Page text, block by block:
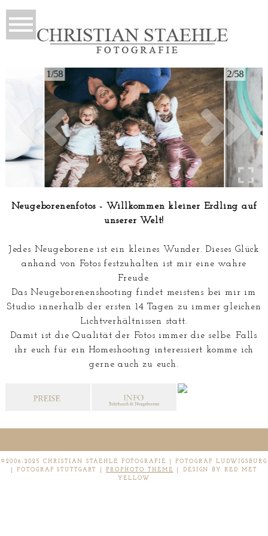
1/58 2/58
Neugeborenenfotos - Willkommen kleiner Erdling auf
unserer Welt!
Jedes Neugeborene ist ein kleines Wunder. Dieses Glück
anhand von Fotos festzuhalten ist mir eine wahre
Freude.
Das Neugeborenenshooting findet meistens bei mir im
Studio innerhalb der ersten 14 Tagen zu immer gleichen
Lichtverhältnissen statt.
Damit ist die Qualität der Fotos immer die selbe. Falls
ihr euch für ein Homeshooting interessiert komme ich
gerne auch zu euch.
©2006-2025 CHRISTIAN STAEHLE FOTOGRAFIE | FOTOGRAF LUDWIGSBURG
| FOTOGRAF STUTTGART
PROPHOTO THEME
DESIGN BY RED MET
YELLOW